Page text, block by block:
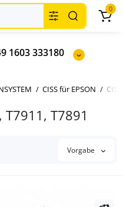
1603 333180
0
CISS für EPSON
T7911, T7891
Vorgabe